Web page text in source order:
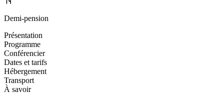
Demi-pension
Présentation
Programme
Conférencier
Dates et tarifs
Hébergement
Transport
À savoir